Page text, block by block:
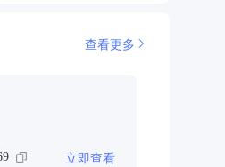
查看更多
立即查看